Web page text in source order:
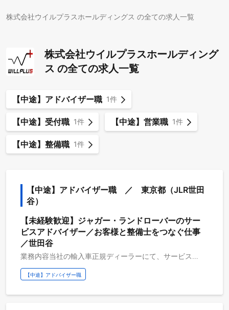
株式会社ウイルプラスホールディングス の全ての求人一覧
株式会社ウイルプラスホールディング
ス の全ての求人一覧
【中途】アドバイザー職 1件
【中途】受付職 1件 【中途】営業職 1件
【中途】整備職 1件
【中途】アドバイザー職　／　東京都（JLR世田
谷）
【未経験歓迎】ジャガー・ランドローバーのサー
ビスアドバイザー／お客様と整備士をつなぐ仕事
／世田谷
業務内容当社の輸入車正規ディーラーにて、サービスアドバイザー（サービスフロント）として 車検・点検・修理でご来店されたお客様の受付対応と整備内容のご案内を担当します。整備を実際に行うのはメカニックのため、 お客様と整備スタッフの間に立ち、修理内容の確認や作業の手配を行うポジションです。ご来店されたお客様のご要望ヒアリング（修理・車検・点検など）メカニックへの作業指示・進行管理お客様への作業内容の説明見積もりの作成点検や車検のご案内お客様からのご相談やお問い合わせへの対応（サービス利用後のフォロー含む）※専門知識は入社後に身につけていけるため、自動車業界未経験の方もご応募いただけます。入社後に身につくスキル輸入車に関する専門知識（研修・OJTで習得可能）整備士との協働で養われる「調整力・段取り力」お客様対応を通じて培われる「信頼構築力を伴う質の高い接客スキル」キャリアパス未経験で入社 → サービスアドバイザー → サービス課長 → サービス部門長 接客の経験を活かしながら、マネジメントポジションを目指すことも可能です。教育体制業務はOJTで習得いただきます。人事オリエンテーション：入社日に人事より会社規程や勤怠の説明を行います。営業推進室研修 ：営業の販売促進部門より、全3回の研修を行います。 （入社時・入社より１か月・入社より３か月）ブラザー/シスター制度 ：入社より最長で半年間、先輩社員が教育担当として１名付き、OJTで指導をいたします。メーカー研修 ：メーカー主催の研修に参加いただく事がございます。 ブランドや商品理解を深める貴重な機会です。選考フロー面接は２回ございます（面接回数は変更となるケースがございます）。書類選考→１次面接→最終面接→内定
【中途】アドバイザー職